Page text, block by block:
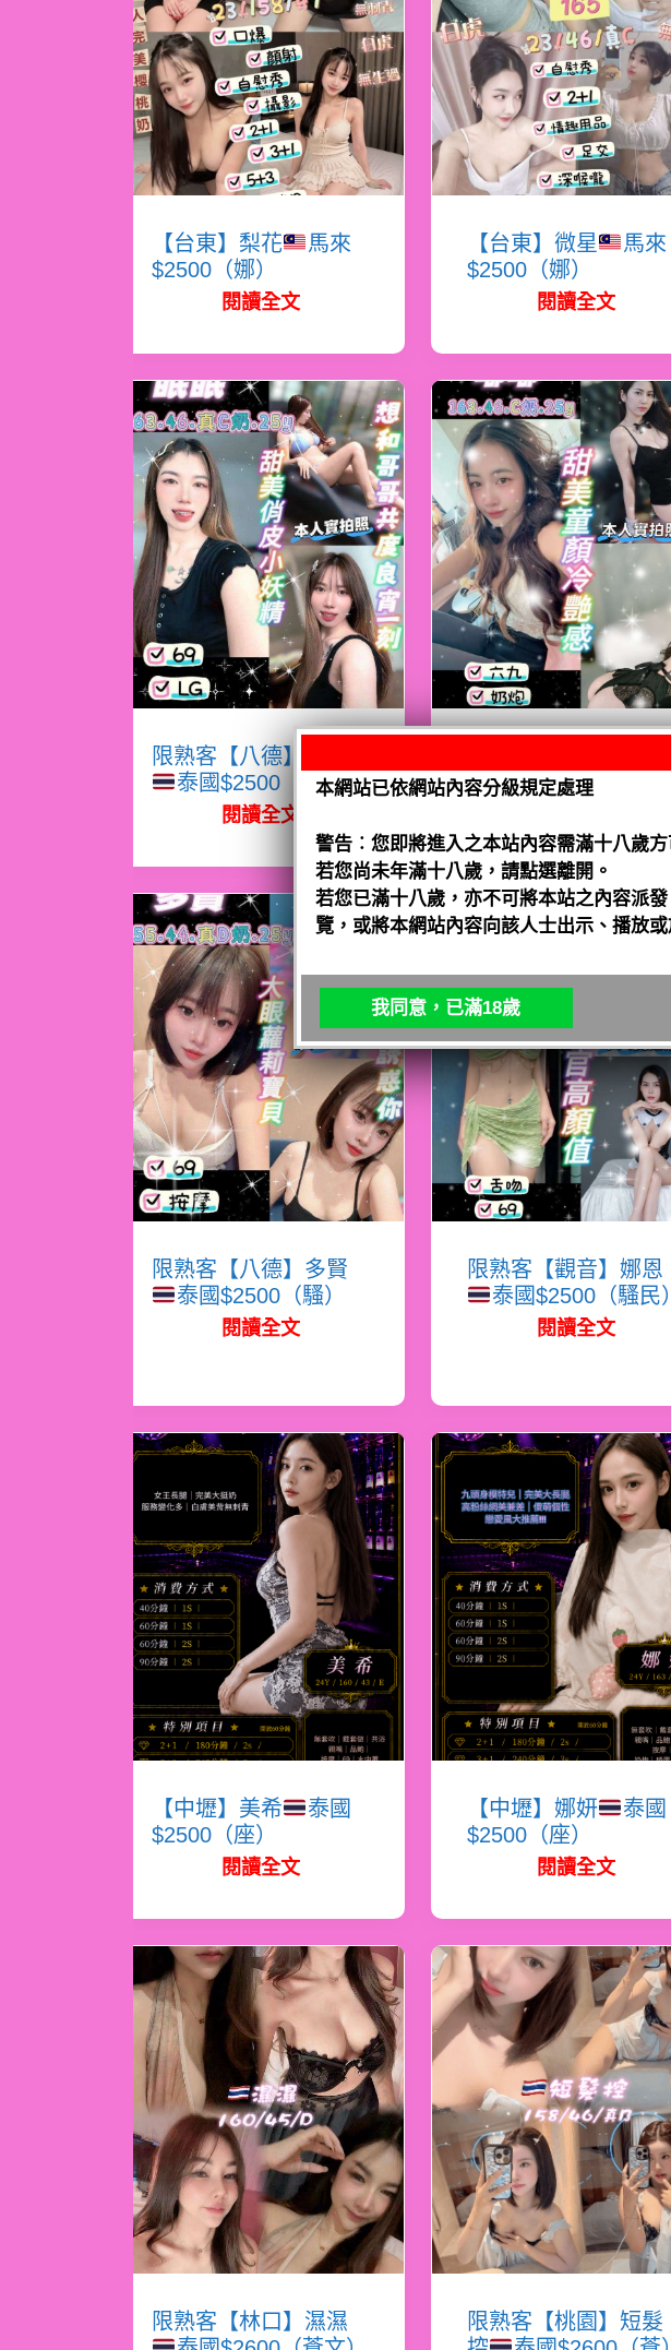
【台東】梨花
馬來
$2500（娜）
閱讀全文
【台東】微星
馬來
$2500（娜）
閱讀全文
限熟客【八德】眠眠
泰國$2500（騷）
閱讀全文
泰國$2500（騷）
限熟客【八德】多賢
泰國$2500（騷）
閱讀全文
限熟客【觀音】娜恩
泰國$2500（騷民）
閱讀全文
【中壢】美希
泰國
$2500（座）
閱讀全文
【中壢】娜妍
泰國
$2500（座）
閱讀全文
限熟客【林口】濕濕
限熟客【桃園】短髮
本網站已依網站內容分級規定處理
警告︰您即將進入之本站內容需滿十八歲方
若您尚未年滿十八歲，請點選離開。
若您已滿十八歲，亦不可將本站之內容派
覽，或將本網站內容向該人士出示、播放或
我同意，已滿18歲